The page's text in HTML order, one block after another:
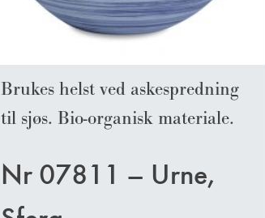
Brukes helst ved askespredning
til sjøs. Bio-organisk materiale.
Nr 07811 – Urne,